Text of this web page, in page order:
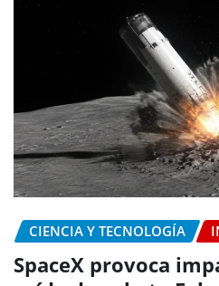
CIENCIA Y TECNOLOGÍA
SpaceX provoca